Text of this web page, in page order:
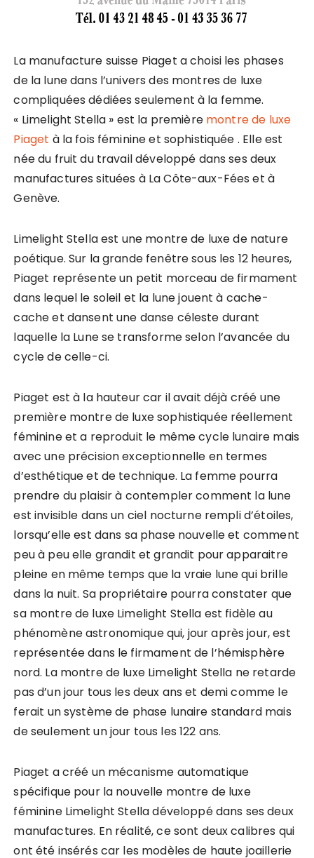
La manufacture suisse Piaget a choisi les phases
de la lune dans l’univers des montres de luxe
compliquées dédiées seulement à la femme.
« Limelight Stella » est la première montre de luxe
Piaget à la fois féminine et sophistiquée . Elle est
née du fruit du travail développé dans ses deux
manufactures situées à La Côte-aux-Fées et à
Genève.
Limelight Stella est une montre de luxe de nature
poétique. Sur la grande fenêtre sous les 12 heures,
Piaget représente un petit morceau de firmament
dans lequel le soleil et la lune jouent à cache-
cache et dansent une danse céleste durant
laquelle la Lune se transforme selon l’avancée du
cycle de celle-ci.
Piaget est à la hauteur car il avait déjà créé une
première montre de luxe sophistiquée réellement
féminine et a reproduit le même cycle lunaire mais
avec une précision exceptionnelle en termes
d’esthétique et de technique. La femme pourra
prendre du plaisir à contempler comment la lune
est invisible dans un ciel nocturne rempli d’étoiles,
lorsqu’elle est dans sa phase nouvelle et comment
peu à peu elle grandit et grandit pour apparaitre
pleine en même temps que la vraie lune qui brille
dans la nuit. Sa propriétaire pourra constater que
sa montre de luxe Limelight Stella est fidèle au
phénomène astronomique qui, jour après jour, est
représentée dans le firmament de l’hémisphère
nord. La montre de luxe Limelight Stella ne retarde
pas d’un jour tous les deux ans et demi comme le
ferait un système de phase lunaire standard mais
de seulement un jour tous les 122 ans.
Piaget a créé un mécanisme automatique
spécifique pour la nouvelle montre de luxe
féminine Limelight Stella développé dans ses deux
manufactures. En réalité, ce sont deux calibres qui
ont été insérés car les modèles de haute joaillerie